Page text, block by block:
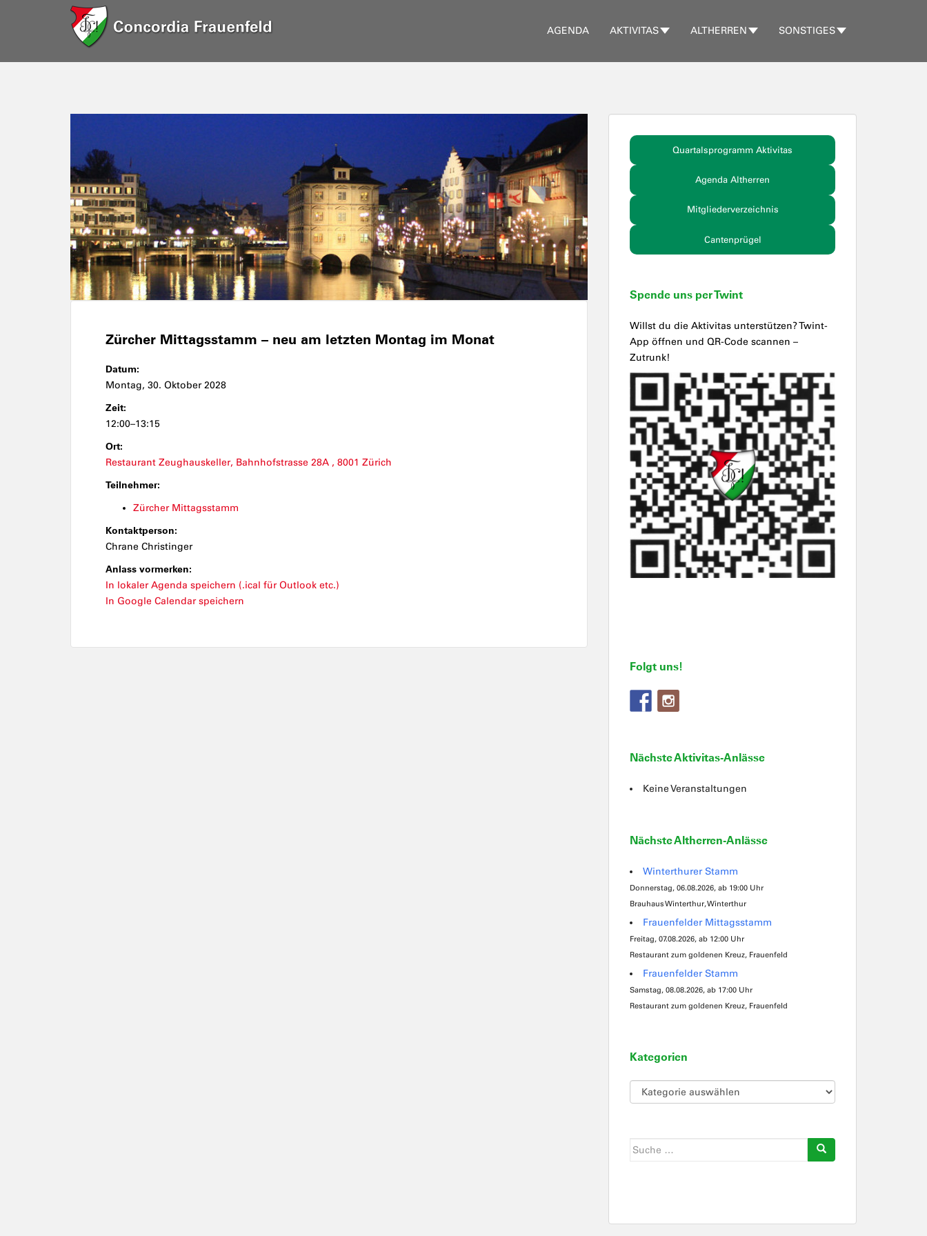
AGENDA AKTIVITAS ALTHERREN SONSTIGES
Zürcher Mittagsstamm – neu am letzten Montag im Monat
Datum:
Montag, 30. Oktober 2028
Zeit:
12:00–13:15
Ort:
Restaurant Zeughauskeller, Bahnhofstrasse 28A , 8001 Zürich
Teilnehmer:
Zürcher Mittagsstamm
Kontaktperson:
Chrane Christinger
Anlass vormerken:
In lokaler Agenda speichern (.ical für Outlook etc.)
In Google Calendar speichern
Quartalsprogramm Aktivitas
Agenda Altherren
Mitgliederverzeichnis
Cantenprügel
Spende uns per Twint
Willst du die Aktivitas unterstützen? Twint-
App öffnen und QR-Code scannen –
Zutrunk!
Folgt uns!
Nächste Aktivitas-Anlässe
Keine Veranstaltungen
Nächste Altherren-Anlässe
Winterthurer Stamm
Donnerstag, 06.08.2026, ab 19:00 Uhr
Brauhaus Winterthur, Winterthur
Frauenfelder Mittagsstamm
Freitag, 07.08.2026, ab 12:00 Uhr
Restaurant zum goldenen Kreuz, Frauenfeld
Frauenfelder Stamm
Samstag, 08.08.2026, ab 17:00 Uhr
Restaurant zum goldenen Kreuz, Frauenfeld
Kategorien
Kategorien
Suche